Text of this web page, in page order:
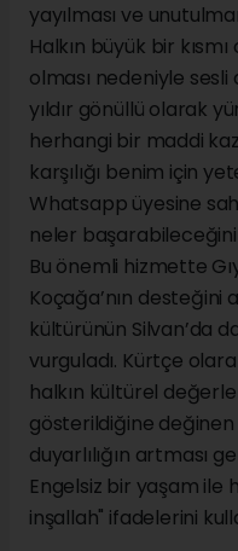
yayılması ve
Halkın büyük bir
olması nedeniyle
yıldır gönüllü olarak
herhangi bir maddi
karşılığı benim için
Whatsapp üyesine
neler
Bu önemli hizmette
Koçağa’nın desteğini
kültürünün Silvan’da
vurguladı. Kürtçe
halkın kültürel
gösterildiğine değinen
duyarlılığın artması
Engelsiz bir yaşam ile
inşallah" ifadelerini